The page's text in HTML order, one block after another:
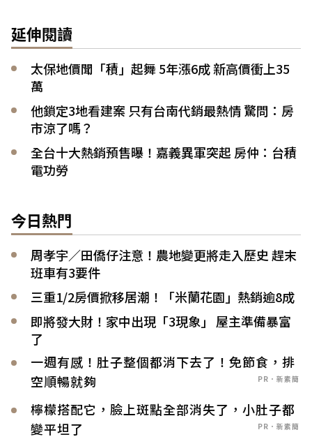
延伸閱讀
太保地價聞「積」起舞 5年漲6成 新高價衝上35
萬
他鎖定3地看建案 只有台南代銷最熱情 驚問：房
市涼了嗎？
全台十大熱銷預售曝！嘉義異軍突起 房仲：台積
電功勞
今日熱門
周孝宇／田僑仔注意！農地變更將走入歷史 趕末
班車有3要件
三重1/2房價掀移居潮！「米蘭花園」熱銷逾8成
即將發大財！家中出現「3現象」 屋主準備暴富
了
一週有感！肚子整個都消下去了！免節食，排
空順暢就夠
PR．新素簡
檸檬搭配它，臉上斑點全部消失了，小肚子都
變平坦了
PR．新素簡